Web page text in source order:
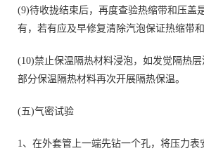
(9)待收拢结束后，再度查验热缩带和压盖
有，若有应及早修复清除汽泡保证热缩带和
(10)禁止保温隔热材料浸泡，如发觉隔热
部分保温隔热材料再次开展隔热保温。
(五)气密试验
1、在外套管上一端先钻一个孔，将压力表